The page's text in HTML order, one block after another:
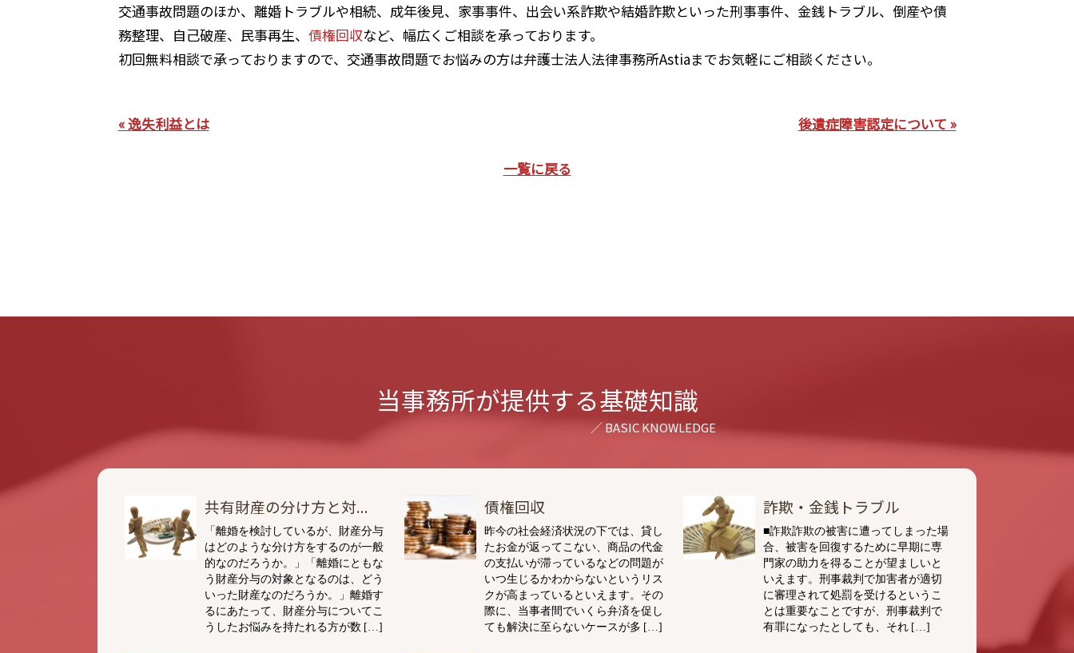
交通事故問題のほか、離婚トラブルや相続、成年後見、家事事件、出会い系詐欺や結婚詐欺といった刑事事件、金銭トラブル、倒産や債
務整理、自己破産、民事再生、 債権回収など、幅広くご相談を承っております。
初回無料相談で承っておりますので、交通事故問題でお悩みの方は弁護士法人法律事務所Astiaまでお気軽にご相談ください。
« 逸失利益とは 後遺症障害認定について »
一覧に戻る
当事務所が提供する基礎知識
共有財産の分け方と対...
「離婚を検討しているが、財産分与
はどのような分け方をするのが一般
的なのだろうか。」「離婚にともな
う財産分与の対象となるのは、どう
いった財産なのだろうか。」離婚す
るにあたって、財産分与についてこ
うしたお悩みを持たれる方が数 […]
債権回収
昨今の社会経済状況の下では、貸し
たお金が返ってこない、商品の代金
の支払いが滞っているなどの問題が
いつ生じるかわからないというリス
クが高まっているといえます。その
際に、当事者間でいくら弁済を促し
ても解決に至らないケースが多 […]
詐欺・金銭トラブル
■詐欺詐欺の被害に遭ってしまった場
合、被害を回復するために早期に専
門家の助力を得ることが望ましいと
いえます。刑事裁判で加害者が適切
に審理されて処罰を受けるというこ
とは重要なことですが、刑事裁判で
有罪になったとしても、それ […]